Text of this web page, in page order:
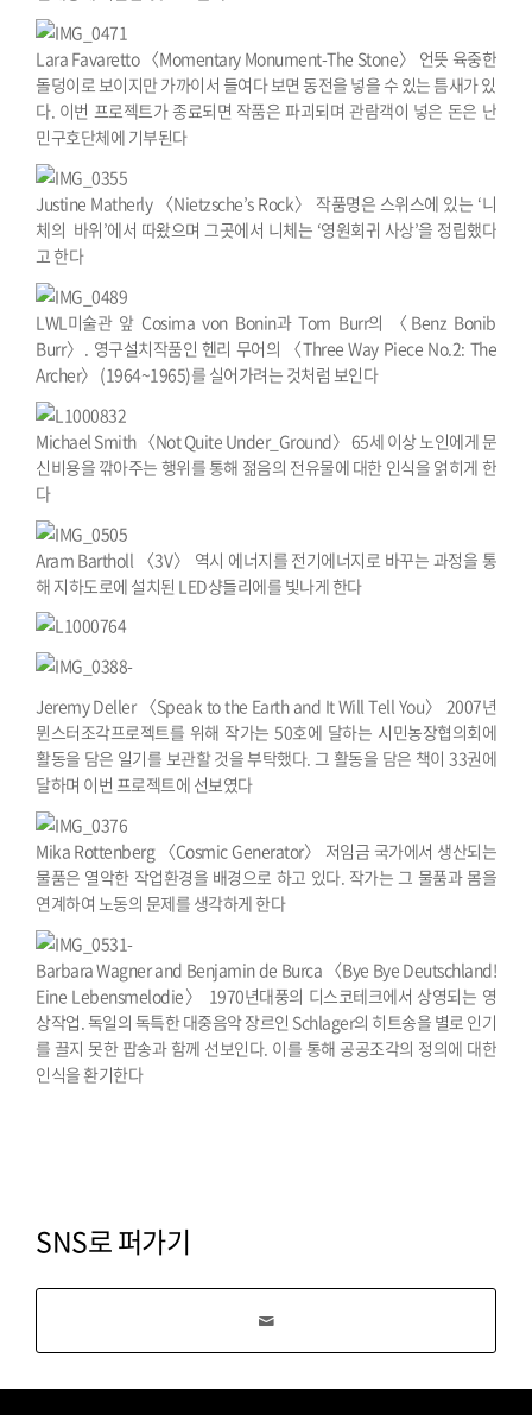
Lara Favaretto 〈Momentary Monument-The Stone〉 언뜻 육중한
돌덩이로 보이지만 가까이서 들여다 보면 동전을 넣을 수 있는 틈새가 있
다. 이번 프로젝트가 종료되면 작품은 파괴되며 관람객이 넣은 돈은 난
민구호단체에 기부된다
Justine Matherly 〈Nietzsche’s Rock〉 작품명은 스위스에 있는 ‘니
체의 바위’에서 따왔으며 그곳에서 니체는 ‘영원회귀 사상’을 정립했다
고 한다
LWL미술관 앞 Cosima von Bonin과 Tom Burr의 〈Benz Bonib
Burr〉. 영구설치작품인 헨리 무어의 〈Three Way Piece No.2: The
Archer〉 (1964~1965)를 실어가려는 것처럼 보인다
Michael Smith 〈Not Quite Under_Ground〉 65세 이상 노인에게 문
신비용을 깎아주는 행위를 통해 젊음의 전유물에 대한 인식을 얽히게 한
다
Aram Bartholl 〈3V〉 역시 에너지를 전기에너지로 바꾸는 과정을 통
해 지하도로에 설치된 LED샹들리에를 빛나게 한다
Jeremy Deller 〈Speak to the Earth and It Will Tell You〉 2007년
뮌스터조각프로젝트를 위해 작가는 50호에 달하는 시민농장협의회에
활동을 담은 일기를 보관할 것을 부탁했다. 그 활동을 담은 책이 33권에
달하며 이번 프로젝트에 선보였다
Mika Rottenberg 〈Cosmic Generator〉 저임금 국가에서 생산되는
물품은 열악한 작업환경을 배경으로 하고 있다. 작가는 그 물품과 몸을
연계하여 노동의 문제를 생각하게 한다
Barbara Wagner and Benjamin de Burca 〈Bye Bye Deutschland!
Eine Lebensmelodie〉 1970년대풍의 디스코테크에서 상영되는 영
상작업. 독일의 독특한 대중음악 장르인 Schlager의 히트송을 별로 인기
를 끌지 못한 팝송과 함께 선보인다. 이를 통해 공공조각의 정의에 대한
인식을 환기한다
SNS로 퍼가기